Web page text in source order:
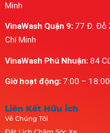
Minh
VinaWash Quận 9: 77 Đ. Đỗ
Chí Minh
VinaWash Phú Nhuận: 84
Giờ hoạt động: 7:00 –
Liên Kết Hữu Ích
Về Chúng Tôi